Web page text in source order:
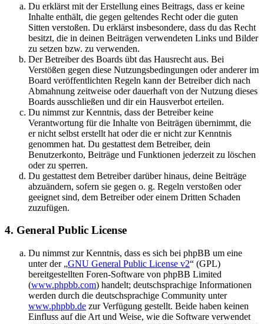
Du erklärst mit der Erstellung eines Beitrags, dass er keine
Inhalte enthält, die gegen geltendes Recht oder die guten
Sitten verstoßen. Du erklärst insbesondere, dass du das Recht
besitzt, die in deinen Beiträgen verwendeten Links und Bilder
zu setzen bzw. zu verwenden.
Der Betreiber des Boards übt das Hausrecht aus. Bei
Verstößen gegen diese Nutzungsbedingungen oder anderer im
Board veröffentlichten Regeln kann der Betreiber dich nach
Abmahnung zeitweise oder dauerhaft von der Nutzung dieses
Boards ausschließen und dir ein Hausverbot erteilen.
Du nimmst zur Kenntnis, dass der Betreiber keine
Verantwortung für die Inhalte von Beiträgen übernimmt, die
er nicht selbst erstellt hat oder die er nicht zur Kenntnis
genommen hat. Du gestattest dem Betreiber, dein
Benutzerkonto, Beiträge und Funktionen jederzeit zu löschen
oder zu sperren.
Du gestattest dem Betreiber darüber hinaus, deine Beiträge
abzuändern, sofern sie gegen o. g. Regeln verstoßen oder
geeignet sind, dem Betreiber oder einem Dritten Schaden
zuzufügen.
4. General Public License
Du nimmst zur Kenntnis, dass es sich bei phpBB um eine
unter der „GNU General Public License v2“ (GPL)
bereitgestellten Foren-Software von phpBB Limited
(www.phpbb.com) handelt; deutschsprachige Informationen
werden durch die deutschsprachige Community unter
www.phpbb.de zur Verfügung gestellt. Beide haben keinen
Einfluss auf die Art und Weise, wie die Software verwendet